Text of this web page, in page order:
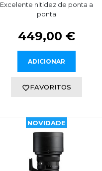
Excelente nitidez de ponta a
ponta
449,00 €
ADICIONAR
FAVORITOS
NOVIDADE